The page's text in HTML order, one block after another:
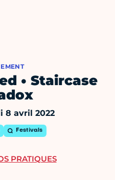
• Staircase
8 avril 2022
Festivals
PRATIQUES